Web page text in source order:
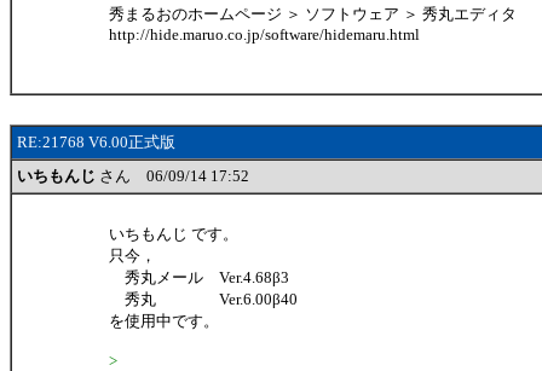
秀まるおのホームページ ＞ ソフトウェア ＞ 秀丸エディタ
http://hide.maruo.co.jp/software/hidemaru.html
RE:21768 V6.00正式版
いちもんじ さん 06/09/14 17:52
いちもんじ です。
只今，
秀丸メール Ver.4.68β3
秀丸 Ver.6.00β40
を使用中です。
>